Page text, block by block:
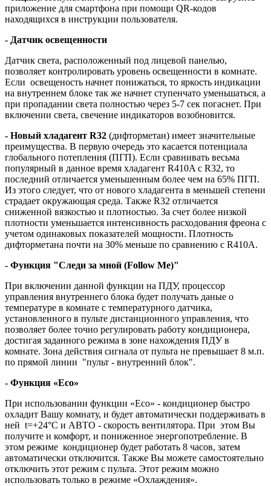
приложение для смартфона при помощи QR-кодов
находящихся в инструкции пользователя.
- Датчик освещенности
Датчик света, расположенный под лицевой панелью,
позволяет контролировать уровень освещенности в комнате.
Если освещеность начнет понижаться, то яркость индикации
на внутреннем блоке так же начнет ступенчато уменьшаться, а
при пропадании света полностью через 5-7 сек погаснет. При
включении света, свечение индикаторов возобновится.
- Новый хладагент R32 (дифторметан) имеет значительные
преимущества. В первую очередь это касается потенциала
глобального потепления (ПГП). Если сравнивать весьма
популярный в данное время хладагент R410A с R32, то
последний отличается уменьшенным более чем на 65% ПГП.
Из этого следует, что от нового хладагента в меньшей степени
страдает окружающая среда. Также R32 отличается
сниженной вязкостью и плотностью. За счет более низкой
плотности уменьшается интенсивность расходования фреона с
учетом одинаковых показателей мощности. Плотность
дифторметана почти на 30% меньше по сравнению с R410A.
- Функция "Следи за мной (Follow Me)"
При включении данной функции на ПДУ, процессор
управления внутреннего блока будет получать даные о
температуре в комнате с температурного датчика,
установленного в пульте дистанционного управления, что
позволяет более точно регулировать работу кондиционера,
достигая заданного режима в зоне нахождения ПДУ в
комнате. Зона действия сигнала от пульта не превышает 8 м.п.
по прямой линии "пульт - внутренний блок".
- Функция «Eco»
При использовании функции «Eco» - кондиционер быстро
охладит Вашу комнату, и будет автоматически поддерживать в
ней t=+24°С и АВТО - скорость вентилятора. При этом Вы
получите и комфорт, и пониженное энергопотребление. В
этом режиме кондиционер будет работать 8 часов, затем
автоматически отключится. Также Вы можете самостоятельно
отключить этот режим с пульта. Этот режим можно
использовать только в режиме «Охлаждения».